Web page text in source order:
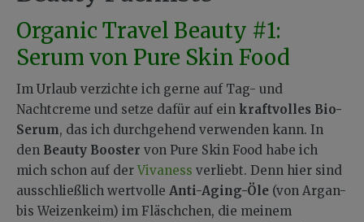
Organic Travel Beauty #1:
Serum von Pure Skin Food
Im Urlaub verzichte ich gerne auf Tag- und
Nachtcreme und setze dafür auf ein kraftvolles Bio-
Serum, das ich durchgehend verwenden kann. In
den Beauty Booster von Pure Skin Food habe ich
mich schon auf derVivaness verliebt. Denn hier sind
ausschließlich wertvolle Anti-Aging-Öle (von Argan-
bis Weizenkeim) im Fläschchen, die meinem